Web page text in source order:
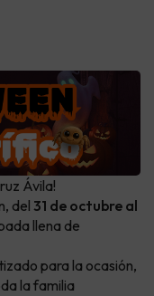
Ávila!
del 31 de octubre al
llena de
para la ocasión,
la familia